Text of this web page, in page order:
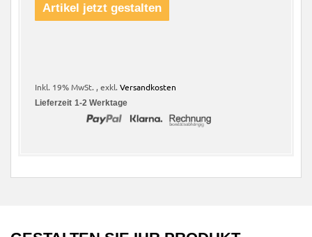
Artikel jetzt gestalten
Inkl. 19% MwSt. , exkl. Versandkosten
Lieferzeit 1-2 Werktage